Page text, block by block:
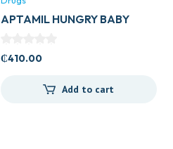
APTAMIL HUNGRY BABY
₵410.00
Add to cart